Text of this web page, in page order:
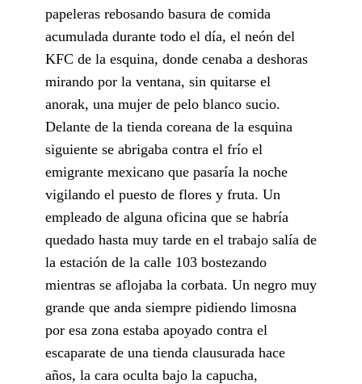
papeleras rebosando basura de comida
acumulada durante todo el día, el neón del
KFC de la esquina, donde cenaba a deshoras
mirando por la ventana, sin quitarse el
anorak, una mujer de pelo blanco sucio.
Delante de la tienda coreana de la esquina
siguiente se abrigaba contra el frío el
emigrante mexicano que pasaría la noche
vigilando el puesto de flores y fruta. Un
empleado de alguna oficina que se habría
quedado hasta muy tarde en el trabajo salía de
la estación de la calle 103 bostezando
mientras se aflojaba la corbata. Un negro muy
grande que anda siempre pidiendo limosna
por esa zona estaba apoyado contra el
escaparate de una tienda clausurada hace
años, la cara oculta bajo la capucha,